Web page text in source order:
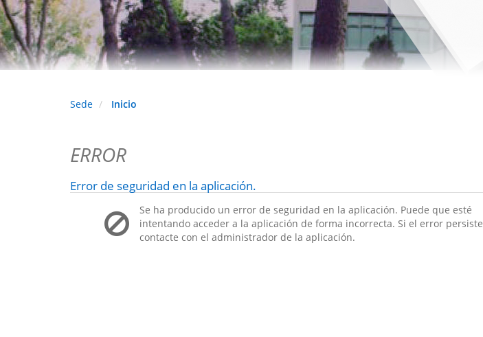
Sede Inicio
ERROR
Error de seguridad en la aplicación.
Se ha producido un error de seguridad en la aplicación. Puede que esté
intentando acceder a la aplicación de forma incorrecta. Si el error persiste
contacte con el administrador de la aplicación.